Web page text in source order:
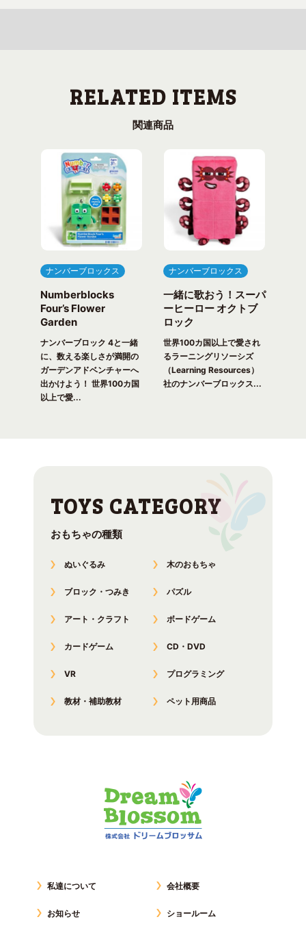
関連商品
ナンバーブロックス
Numberblocks
Four’s Flower
Garden
ナンバーブロック 4と一緒
に、数える楽しさが満開の
ガーデンアドベンチャーへ
出かけよう！ 世界100カ国
以上で愛...
ナンバーブロックス
一緒に歌おう！スーパ
ーヒーロー オクトブ
ロック
世界100カ国以上で愛され
るラーニングリソーシズ
（Learning Resources）
社のナンバーブロックス...
おもちゃの種類
ぬいぐるみ 木のおもちゃ
ブロック・つみき パズル
アート・クラフト ボードゲーム
カードゲーム CD・DVD
VR プログラミング
教材・補助教材 ペット用商品
私達について
お知らせ
会社概要
ショールーム